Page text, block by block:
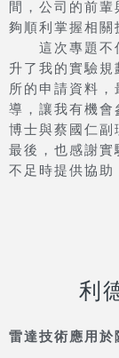
間，公司的前
夠順利掌握相關
這次專題不僅
升了我的實驗
所的申請資料
導，讓我有機會
博士與蔡國仁副
最後，也感謝實
不足時提供協助
利
雷達技術應用於